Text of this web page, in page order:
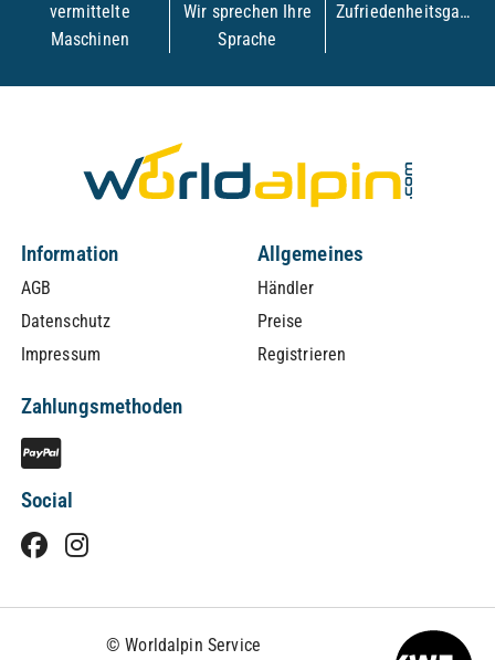
vermittelte
Maschinen
Wir sprechen Ihre
Sprache
Zufriedenheitsgarantie
Information
AGB
Datenschutz
Impressum
Allgemeines
Händler
Preise
Registrieren
Zahlungsmethoden
Social
© Worldalpin Service